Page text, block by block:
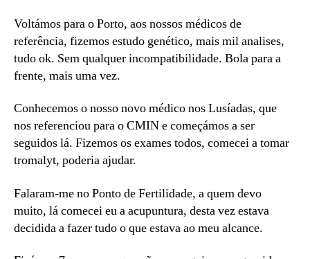
Voltámos para o Porto, aos nossos médicos de
referência, fizemos estudo genético, mais mil analises,
tudo ok. Sem qualquer incompatibilidade. Bola para a
frente, mais uma vez.
Conhecemos o nosso novo médico nos Lusíadas, que
nos referenciou para o CMIN e começámos a ser
seguidos lá. Fizemos os exames todos, comecei a tomar
tromalyt, poderia ajudar.
Falaram-me no Ponto de Fertilidade, a quem devo
muito, lá comecei eu a acupuntura, desta vez estava
decidida a fazer tudo o que estava ao meu alcance.